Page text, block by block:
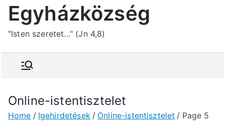
Egyházközség
"Isten szeretet..." (Jn 4,8)
Online-istentisztelet
Home Igehirdetések Online-istentisztelet Page 5